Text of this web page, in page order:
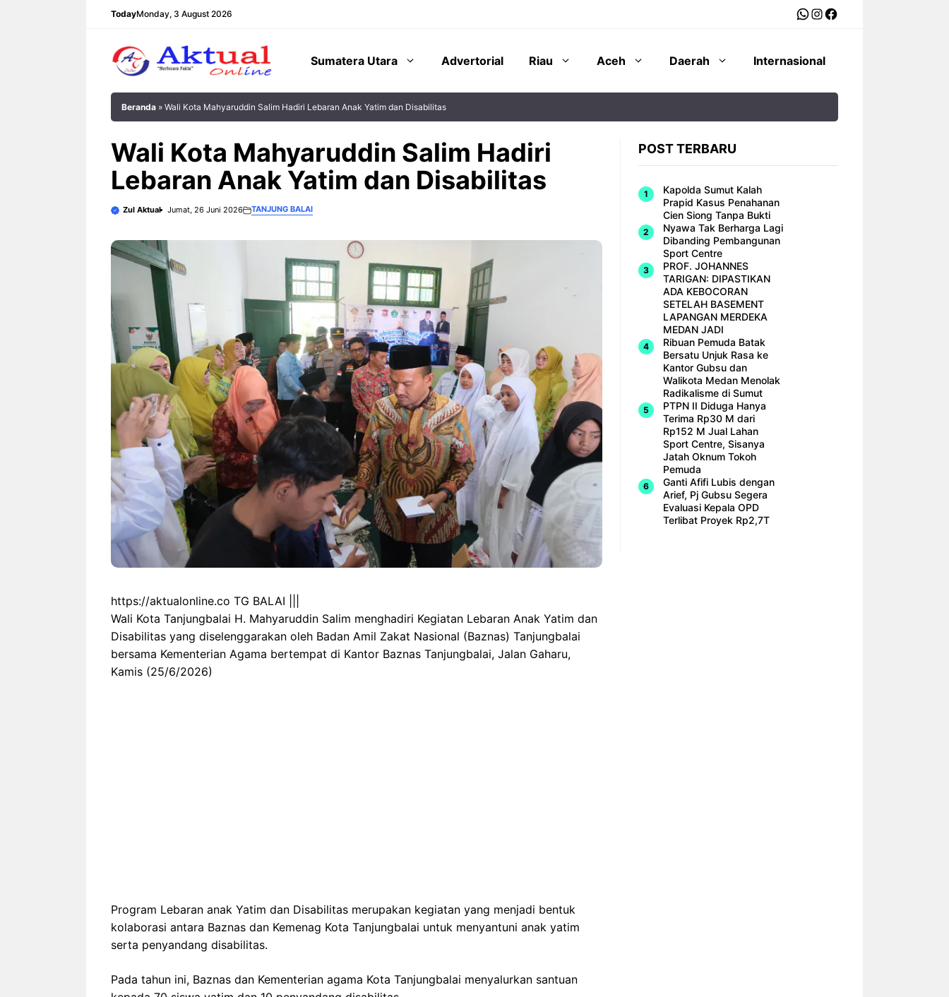
TodayMonday, 3 August 2026 WhatsApp
Instagram
Facebook
Sumatera Utara Advertorial Riau Aceh Daerah Internasional
Beranda » Wali Kota Mahyaruddin Salim Hadiri Lebaran Anak Yatim dan Disabilitas
Wali Kota Mahyaruddin Salim Hadiri
Lebaran Anak Yatim dan Disabilitas
Zul Aktual Jumat, 26 Juni 2026 TANJUNG BALAI
https://aktualonline.co TG BALAI |||
Wali Kota Tanjungbalai H. Mahyaruddin Salim menghadiri Kegiatan Lebaran Anak Yatim dan
Disabilitas yang diselenggarakan oleh Badan Amil Zakat Nasional (Baznas) Tanjungbalai
bersama Kementerian Agama bertempat di Kantor Baznas Tanjungbalai, Jalan Gaharu,
Kamis (25/6/2026)
Program Lebaran anak Yatim dan Disabilitas merupakan kegiatan yang menjadi bentuk
kolaborasi antara Baznas dan Kemenag Kota Tanjungbalai untuk menyantuni anak yatim
serta penyandang disabilitas.
Pada tahun ini, Baznas dan Kementerian agama Kota Tanjungbalai menyalurkan santuan
POST TERBARU
Kapolda Sumut Kalah
Prapid Kasus Penahanan
Cien Siong Tanpa Bukti
Nyawa Tak Berharga Lagi
Dibanding Pembangunan
Sport Centre
PROF. JOHANNES
TARIGAN: DIPASTIKAN
ADA KEBOCORAN
SETELAH BASEMENT
LAPANGAN MERDEKA
MEDAN JADI
Ribuan Pemuda Batak
Bersatu Unjuk Rasa ke
Kantor Gubsu dan
Walikota Medan Menolak
Radikalisme di Sumut
PTPN II Diduga Hanya
Terima Rp30 M dari
Rp152 M Jual Lahan
Sport Centre, Sisanya
Jatah Oknum Tokoh
Pemuda
Ganti Afifi Lubis dengan
Arief, Pj Gubsu Segera
Evaluasi Kepala OPD
Terlibat Proyek Rp2,7T